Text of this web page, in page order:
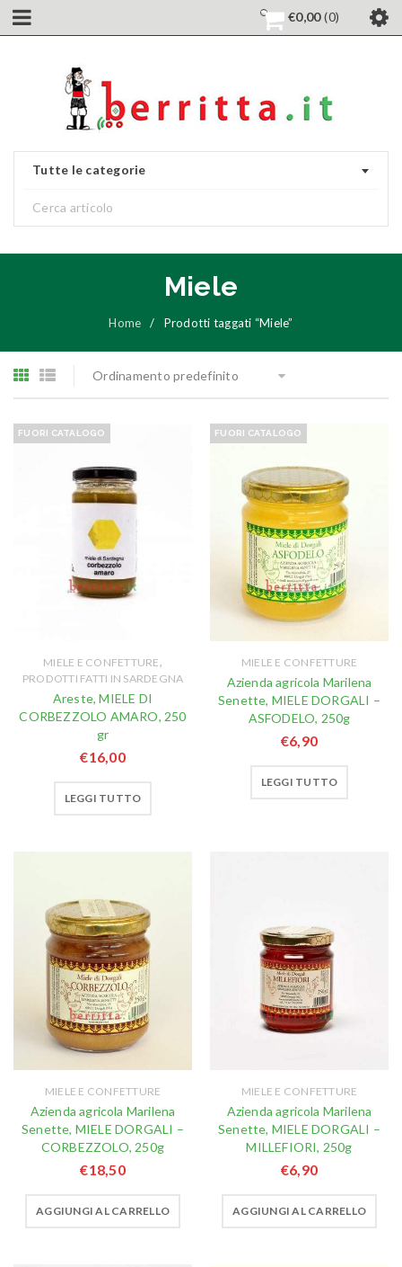
€0,00 0
Tutte le categorie
Miele
Home / Prodotti taggati “Miele”
Ordinamento predefinito
FUORI CATALOGO
MIELE E CONFETTURE,
PRODOTTI FATTI IN SARDEGNA
Areste, MIELE DI
CORBEZZOLO AMARO, 250
gr
€16,00
LEGGI TUTTO
FUORI CATALOGO
MIELE E CONFETTURE
Azienda agricola Marilena
Senette, MIELE DORGALI –
ASFODELO, 250g
€6,90
LEGGI TUTTO
MIELE E CONFETTURE
Azienda agricola Marilena
Senette, MIELE DORGALI –
CORBEZZOLO, 250g
€18,50
AGGIUNGI AL CARRELLO
MIELE E CONFETTURE
Azienda agricola Marilena
Senette, MIELE DORGALI –
MILLEFIORI, 250g
€6,90
AGGIUNGI AL CARRELLO